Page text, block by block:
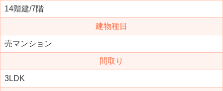
14階建/7階
建物種目
売マンション
間取り
3LDK